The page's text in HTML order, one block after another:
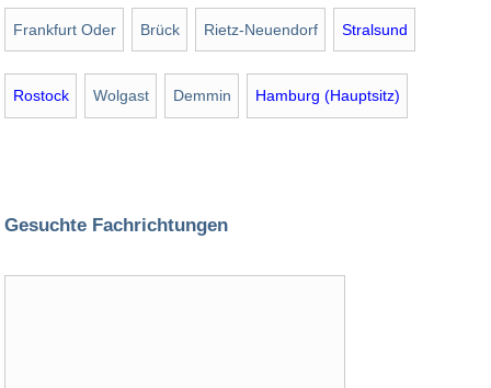
Frankfurt Oder Brück Rietz-Neuendorf Stralsund
Rostock Wolgast Demmin Hamburg (Hauptsitz)
Gesuchte Fachrichtungen